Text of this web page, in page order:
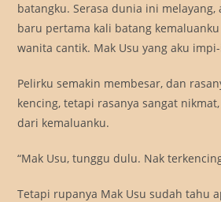
batangku. Serasa dunia ini melayang,
baru pertama kali batang
wanita cantik. Mak Usu yang aku
Pelirku semakin membesar, dan
kencing, tetapi rasanya sangat
dari kemaluanku.
“Mak Usu, tunggu dulu. Nak
Tetapi rupanya Mak Usu sudah tahu